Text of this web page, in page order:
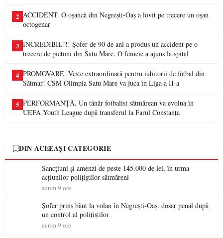
2 ACCIDENT. O oșancă din Negrești-Oaș a lovit pe trecere un oșan
octogenar
3 INCREDIBIL!!! Șofer de 90 de ani a produs un accident pe o
trecere de pietoni din Satu Mare. O femeie a ajuns la spital
4 PROMOVARE. Veste extraordinară pentru iubitorii de fotbal din
Sătmar! CSM Olimpia Satu Mare va juca în Liga a II-a
5 PERFORMANȚĂ. Un tânăr fotbalist sătmărean va evolua în
UEFA Youth League după transferul la Farul Constanța
DIN ACEEAȘI CATEGORIE
Sancțiuni și amenzi de peste 145.000 de lei, în urma
acțiunilor polițiștilor sătmăreni
acum 9 ore
Șofer prins băut la volan în Negrești-Oaș: dosar penal după
un control al polițiștilor
acum 9 ore